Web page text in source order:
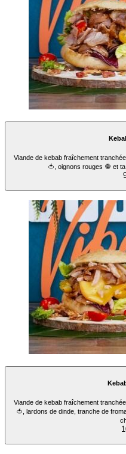
Viande de kebab fraîchement
🍅, oignons rouges 🧅 et
Viande de kebab fraîchement
🍅, lardons de dinde, tranche de